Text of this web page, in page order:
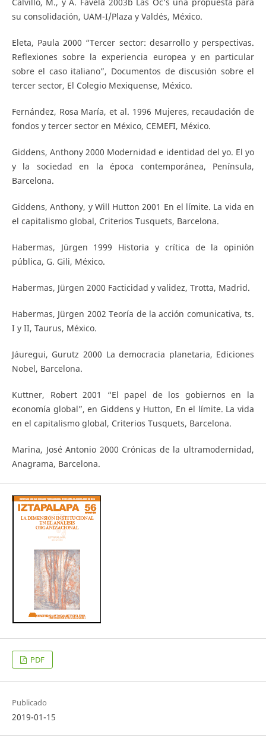
su consolidación, UAM-I/Plaza y Valdés, México.
Eleta, Paula 2000 “Tercer sector: desarrollo y perspectivas.
Reflexiones sobre la experiencia europea y en particular
sobre el caso italiano”, Documentos de discusión sobre el
tercer sector, El Colegio Mexiquense, México.
Fernández, Rosa María, et al. 1996 Mujeres, recaudación de
fondos y tercer sector en México, CEMEFI, México.
Giddens, Anthony 2000 Modernidad e identidad del yo. El yo
y la sociedad en la época contemporánea, Península,
Barcelona.
Giddens, Anthony, y Will Hutton 2001 En el límite. La vida en
el capitalismo global, Criterios Tusquets, Barcelona.
Habermas, Jürgen 1999 Historia y crítica de la opinión
pública, G. Gili, México.
Habermas, Jürgen 2000 Facticidad y validez, Trotta, Madrid.
Habermas, Jürgen 2002 Teoría de la acción comunicativa, ts.
I y II, Taurus, México.
Jáuregui, Gurutz 2000 La democracia planetaria, Ediciones
Nobel, Barcelona.
Kuttner, Robert 2001 “El papel de los gobiernos en la
economía global”, en Giddens y Hutton, En el límite. La vida
en el capitalismo global, Criterios Tusquets, Barcelona.
Marina, José Antonio 2000 Crónicas de la ultramodernidad,
Anagrama, Barcelona.
PDF
Publicado
2019-01-15